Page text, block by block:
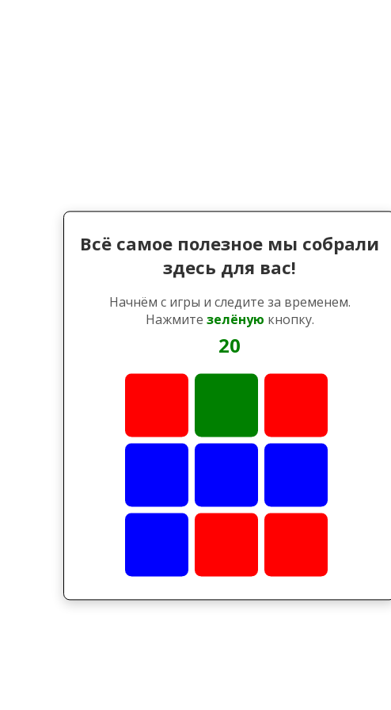
Всё самое полезное мы собрали
здесь для вас!
Начнём с игры и следите за временем.
Нажмите зелёную кнопку.
20